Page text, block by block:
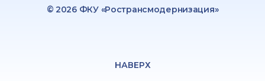
© 2026 ФКУ «Ространсмодернизация»
НАВЕРХ